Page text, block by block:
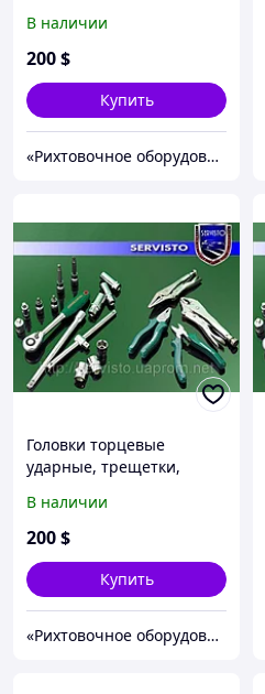
В наличии
200$
Купить
«Рихтовочное оборудование»
Головки торцевые
ударные, трещетки,
В наличии
200$
Купить
«Рихтовочное оборудование»